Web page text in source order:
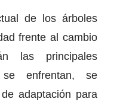
de los árboles
frente al cambio
las principales
enfrentan, se
adaptación para